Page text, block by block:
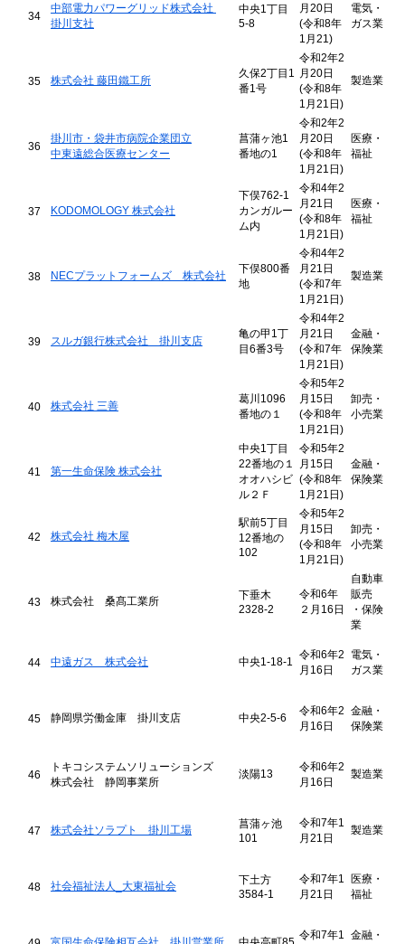
34
中部電力パワーグリッド株式会社
掛川支社
中央1丁目
5-8
月20日
(令和8年
1月21)
電気・
ガス業
35 株式会社 藤田鐵工所
久保2丁目1
番1号
令和2年2
月20日
(令和8年
1月21日)
製造業
36
掛川市・袋井市病院企業団立
中東遠総合医療センター
菖蒲ヶ池1
番地の1
令和2年2
月20日
(令和8年
1月21日)
医療・
福祉
37 KODOMOLOGY 株式会社
下俣762-1
カンガルー
ム内
令和4年2
月21日
(令和8年
1月21日)
医療・
福祉
38 NECプラットフォームズ 株式会社
下俣800番
地
令和4年2
月21日
(令和7年
1月21日)
製造業
39 スルガ銀行株式会社 掛川支店
亀の甲1丁
目6番3号
令和4年2
月21日
(令和7年
1月21日)
金融・
保険業
40 株式会社 三善
葛川1096
番地の１
令和5年2
月15日
(令和8年
1月21日)
卸売・
小売業
41 第一生命保険 株式会社
中央1丁目
22番地の１
オオハシビ
ル２Ｆ
令和5年2
月15日
(令和8年
1月21日)
金融・
保険業
42 株式会社 梅木屋
駅前5丁目
12番地の
102
令和5年2
月15日
(令和8年
1月21日)
卸売・
小売業
43 株式会社 桑髙工業所
下垂木
2328-2
令和6年
２月16日
自動車
販売
・保険
業
44 中遠ガス 株式会社 中央1-18-1
令和6年2
月16日
電気・
ガス業
45 静岡県労働金庫 掛川支店 中央2-5-6
令和6年2
月16日
金融・
保険業
46
トキコシステムソリューションズ
株式会社 静岡事業所
淡陽13
令和6年2
月16日
製造業
47 株式会社ソラプト 掛川工場
菖蒲ヶ池
101
令和7年1
月21日
製造業
48 社会福祉法人_大東福祉会
下土方
3584-1
令和7年1
月21日
医療・
福祉
令和7年1 金融・